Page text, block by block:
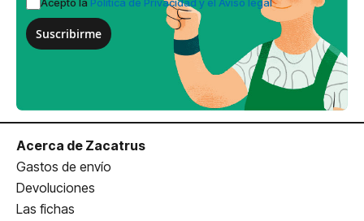
Suscribirme
Acerca de Zacatrus
Gastos de envío
Devoluciones
Las fichas